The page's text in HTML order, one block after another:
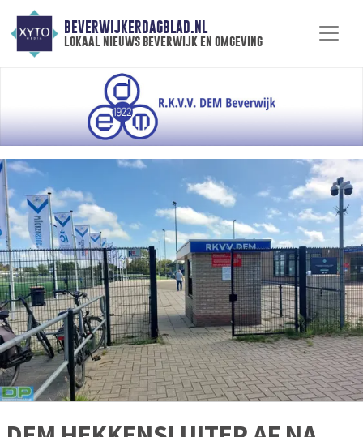
BEVERWIJKERDAGBLAD.NL
lokaal nieuws beverwijk en omgeving